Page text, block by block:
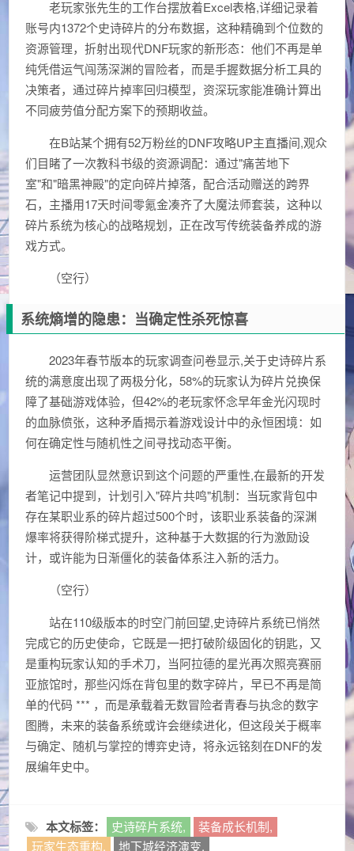
老玩家张先生的工作台摆放着Excel表格,详细记录着
账号内1372个史诗碎片的分布数据，这种精确到个位数的
资源管理，折射出现代DNF玩家的新形态：他们不再是单
纯凭借运气闯荡深渊的冒险者，而是手握数据分析工具的
决策者，通过碎片掉率回归模型，资深玩家能准确计算出
不同疲劳值分配方案下的预期收益。
在B站某个拥有52万粉丝的DNF攻略UP主直播间,观众
们目睹了一次教科书级的资源调配：通过"痛苦地下
室"和"暗黑神殿"的定向碎片掉落，配合活动赠送的跨界
石，主播用17天时间零氪金凑齐了大魔法师套装，这种以
碎片系统为核心的战略规划，正在改写传统装备养成的游
戏方式。
（空行）
系统熵增的隐患：当确定性杀死惊喜
2023年春节版本的玩家调查问卷显示,关于史诗碎片系
统的满意度出现了两极分化，58%的玩家认为碎片兑换保
障了基础游戏体验，但42%的老玩家怀念早年金光闪现时
的血脉偾张，这种矛盾揭示着游戏设计中的永恒困境：如
何在确定性与随机性之间寻找动态平衡。
运营团队显然意识到这个问题的严重性,在最新的开发
者笔记中提到，计划引入"碎片共鸣"机制：当玩家背包中
存在某职业系的碎片超过500个时，该职业系装备的深渊
爆率将获得阶梯式提升，这种基于大数据的行为激励设
计，或许能为日渐僵化的装备体系注入新的活力。
（空行）
站在110级版本的时空门前回望,史诗碎片系统已悄然
完成它的历史使命，它既是一把打破阶级固化的钥匙，又
是重构玩家认知的手术刀，当阿拉德的星光再次照亮赛丽
亚旅馆时，那些闪烁在背包里的数字碎片，早已不再是简
单的代码 *** ，而是承载着无数冒险者青春与执念的数字
图腾，未来的装备系统或许会继续进化，但这段关于概率
与确定、随机与掌控的博弈史诗，将永远铭刻在DNF的发
展编年史中。
本文标签： 史诗碎片系统,
装备成长机制,
玩家生态重构,
地下城经济演变,